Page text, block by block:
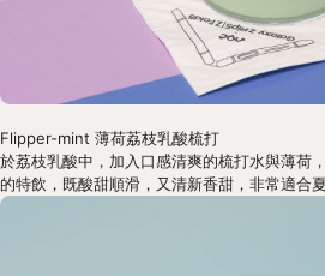
Flipper-mint 薄荷荔枝乳酸梳打
於荔枝乳酸中，加入口感清爽的梳打水與薄荷
的特飲，既酸甜順滑，又清新香甜，非常適合夏